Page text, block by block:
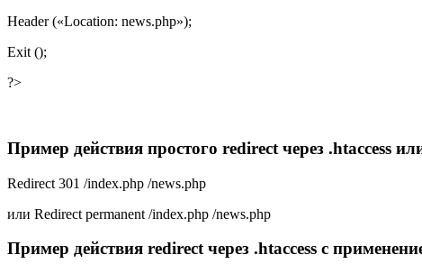
Header («Location: news.php»);
Exit ();
?>
Пример действия простого redirect через .htaccess
Redirect 301 /index.php /news.php
или Redirect permanent /index.php /news.php
Пример действия redirect через .htaccess с